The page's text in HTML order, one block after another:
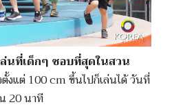
นที่เด็กๆ ชอบที่สุดในสวน
งแต่ 100 cm ขึ้นไปก็เล่นได้ วันที่
20 นาที